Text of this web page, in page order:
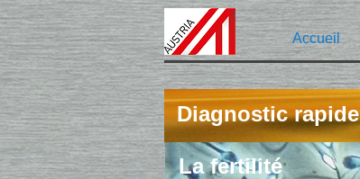
Accueil
Diagnostic rapide
La fertilité